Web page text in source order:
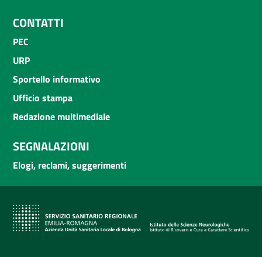
CONTATTI
PEC
URP
Sportello informativo
Ufficio stampa
Redazione multimediale
SEGNALAZIONI
Elogi, reclami, suggerimenti